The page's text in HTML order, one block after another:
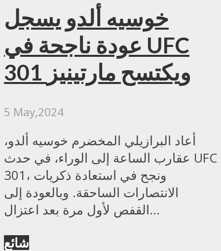
خوسيه ألدو يسجل
عودة ناجحة في UFC
301 ويكتسح مارتينيز
5 May,2024
أعاد البرازيلي المخضرم خوسيه ألدو،
عقارب الساعة إلى الوراء، في حدث UFC
301، ونجح في استعادة ذكريات
الانتصارات الساحقة. وبالعودة إلى
القفص لأول مرة بعد اعتزال...
شائع